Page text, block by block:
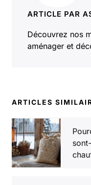
ARTICLE PAR
Découvrez nos
aménager et
ARTICLES